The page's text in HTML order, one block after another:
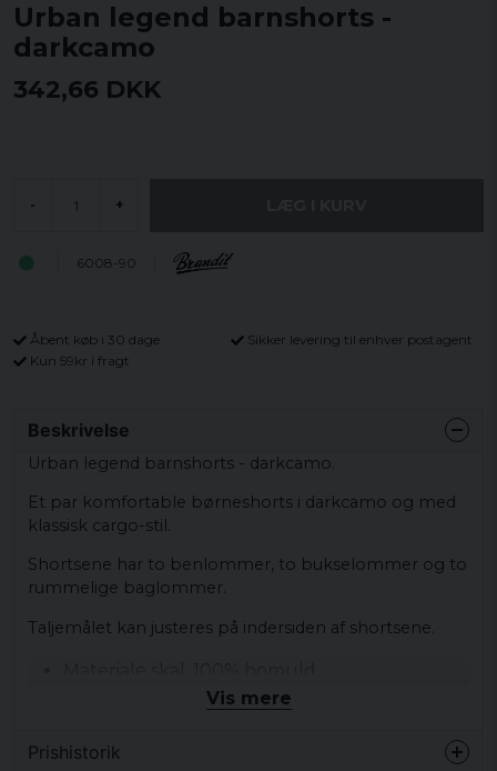
Urban legend barnshorts -
darkcamo
342,66 DKK
- +
6008-90
Åbent køb i 30 dage
Sikker levering til enhver postagent
Kun 59kr i fragt
Beskrivelse
Urban legend barnshorts - darkcamo.
Et par komfortable børneshorts i darkcamo og med
klassisk cargo-stil.
Shortsene har to benlommer, to bukselommer og to
rummelige baglommer.
Taljemålet kan justeres på indersiden af ​​shortsene.
Materiale foder: 65% polyester og 35%
Materiale elastisk mudder: 60% elastisk og
Vis mere
Prishistorik